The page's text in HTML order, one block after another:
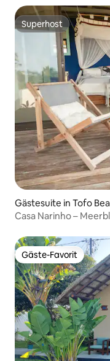
Superhost
Superhost
Gästesuite in Tofo
Casa Narinho –
Gäste-Favorit
Gäste-Favorit